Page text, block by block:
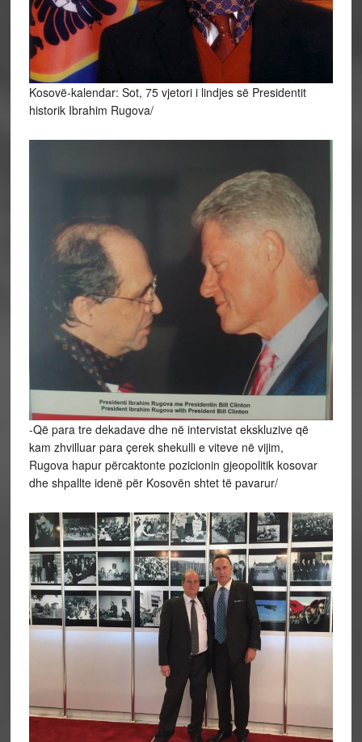
Kosovë-kalendar: Sot, 75 vjetori i lindjes së Presidentit
historik Ibrahim Rugova/
-Që para tre dekadave dhe në intervistat ekskluzive që
kam zhvilluar para çerek shekulli e viteve në vijim,
Rugova hapur përcaktonte pozicionin gjeopolitik kosovar
dhe shpallte idenë për Kosovën shtet të pavarur/